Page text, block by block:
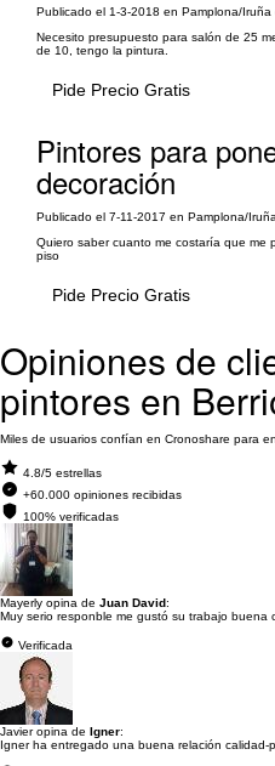
Publicado el 1-3-2018 en Pamplona/Iruña
Necesito presupuesto para salón de 25
de 10, tengo la pintura.
Pide Precio Gratis
Pintores para
decoración
Publicado el 7-11-2017 en Pamplona/
Quiero saber cuanto me costaría que me
piso
Pide Precio Gratis
Opiniones de
pintores en
Miles de usuarios confían en Cronoshare para
4.8/5 estrellas
+60.000 opiniones recibidas
100% verificadas
Mayerly opina de Juan David:
Muy serio responble me gustó su trabajo
Verificada
Javier opina de Igner:
Igner ha entregado una buena relación